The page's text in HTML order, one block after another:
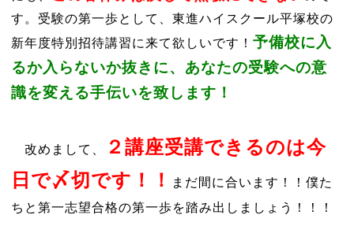
す。受験の第一歩として、東進ハイスクール平塚校の
新年度特別招待講習に来て欲しいです！ 予備校に入
るか入らないか抜きに、あなたの受験への意
識を変える手伝いを致します！
改めまして、
２講座受講できるのは今
日で〆切です！！
まだ間に合います！！僕た
ちと第一志望合格の第一歩を踏み出しましょう！！！